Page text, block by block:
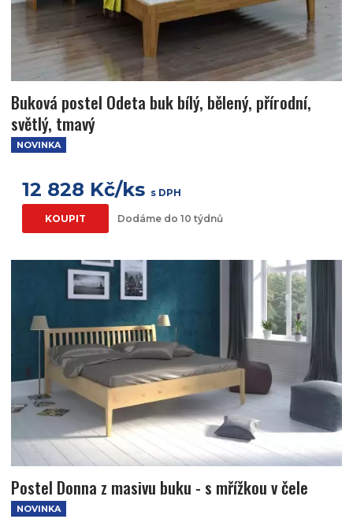
Buková postel Odeta buk bílý, bělený, přírodní,
světlý, tmavý
NOVINKA
12 828 Kč/ks s DPH
KOUPIT Dodáme do 10 týdnů
Postel Donna z masivu buku - s mřížkou v čele
NOVINKA